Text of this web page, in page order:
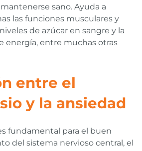
sano. Ayuda a
las funciones musculares y
de azúcar en sangre y la
energía, entre muchas otras
entre el
y la ansiedad
fundamental para el buen
del sistema nervioso central, el